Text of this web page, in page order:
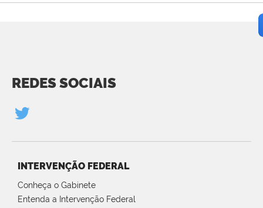
REDES SOCIAIS
INTERVENÇÃO FEDERAL
Conheça o Gabinete
Entenda a Intervenção Federal